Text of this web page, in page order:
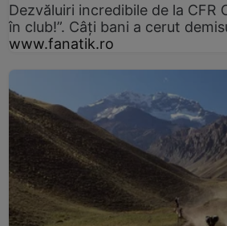
Dezvăluiri incredibile de la CFR
în club!”. Câți bani a cerut
www.fanatik.ro